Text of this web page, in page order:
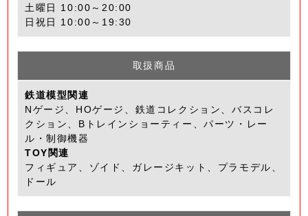
土曜日 10:00～20:00
日祝日 10:00～19:30
取扱商品
鉄道模型関連
Nゲージ、HOゲージ、鉄道コレクション、バスコレ
クション、Bトレインショーティー、パーツ・レー
ル・制御機器
TOY関連
フィギュア、ゾイド、ガレージキット、プラモデル、
ドール